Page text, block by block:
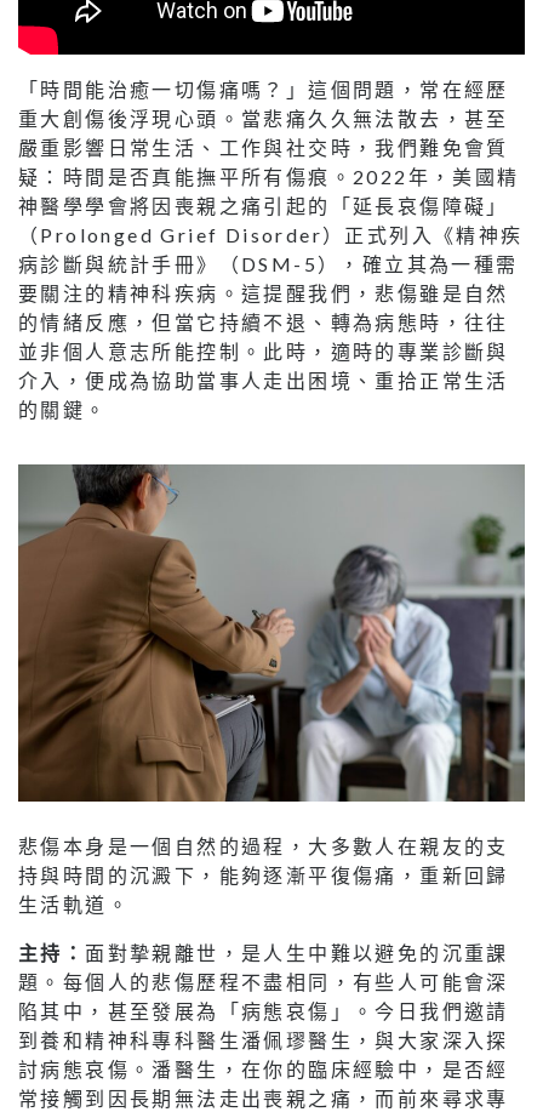
「時間能治癒一切傷痛嗎？」這個問題，常在經歷
重大創傷後浮現心頭。當悲痛久久無法散去，甚至
嚴重影響日常生活、工作與社交時，我們難免會質
疑：時間是否真能撫平所有傷痕。2022年，美國精
神醫學學會將因喪親之痛引起的「延長哀傷障礙」
（Prolonged Grief Disorder）正式列入《精神疾
病診斷與統計手冊》（DSM-5），確立其為一種需
要關注的精神科疾病。這提醒我們，悲傷雖是自然
的情緒反應，但當它持續不退、轉為病態時，往往
並非個人意志所能控制。此時，適時的專業診斷與
介入，便成為協助當事人走出困境、重拾正常生活
的關鍵。
悲傷本身是一個自然的過程，大多數人在親友的支
持與時間的沉澱下，能夠逐漸平復傷痛，重新回歸
生活軌道。
主持： 面對摯親離世，是人生中難以避免的沉重課
題。每個人的悲傷歷程不盡相同，有些人可能會深
陷其中，甚至發展為「病態哀傷」。今日我們邀請
到養和精神科專科醫生潘佩璆醫生，與大家深入探
討病態哀傷。潘醫生，在你的臨床經驗中，是否經
常接觸到因長期無法走出喪親之痛，而前來尋求專